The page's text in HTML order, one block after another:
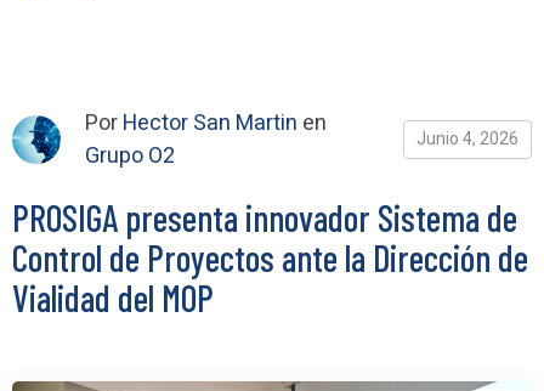
PorHector San Martin en
Grupo O2
Junio 4, 2026
PROSIGA presenta innovador Sistema de
Control de Proyectos ante la Dirección de
Vialidad del MOP